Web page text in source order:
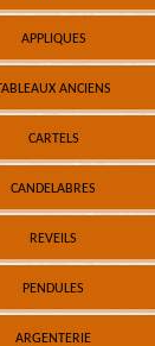
APPLIQUES
ANCIENS
CARTELS
CANDELABRES
REVEILS
PENDULES
ARGENTERIE